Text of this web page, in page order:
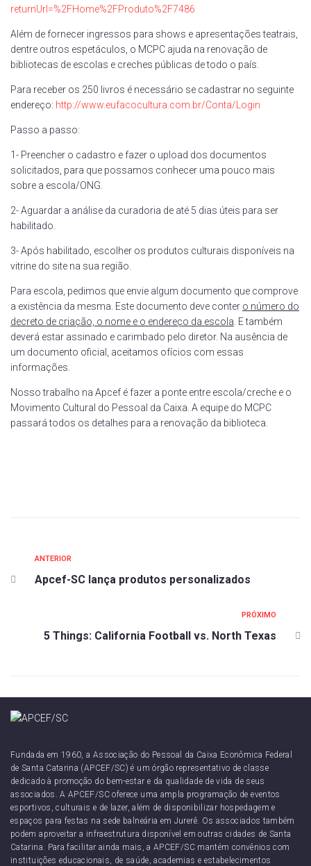
returnUrl=%2FHome%2FProduto%2F7486
Além de fornecer ingressos para shows e apresentações teatrais,
dentre outros espetáculos, o MCPC ajuda na renovação de
bibliotecas de escolas e creches públicas de todo o país.
Para receber os 250 livros é necessário se cadastrar no seguinte
endereço: http://www.eufacocultura.com.br/Conta/Login
Passo a passo:
1- Preencher o cadastro e fazer o upload dos documentos
solicitados, para que possamos conhecer uma pouco mais
sobre a escola/ONG.
2- Aguardar a análise da curadoria de até 5 dias úteis para ser
habilitado.
3- Após habilitado, escolher os produtos culturais disponíveis na
vitrine do site na sua região.
Para escola, pedimos que envie algum documento que comprove
a existência da mesma. Este documento deve conter o número do
decreto de criação, o nome e o endereço da escola . E também
deverá estar assinado e carimbado pelo diretor. Na ausência de
um documento oficial, aceitamos ofícios com essas
informações.
Nosso trabalho na Apcef é fazer a ponte entre escola/creche e o
Movimento Cultural do Pessoal da Caixa. A equipe do MCPC
passará todos os detalhes para a renovação da biblioteca.
ANTERIOR
Apcef-SC lança produtos personalizados
PRÓXIMO
5 Things: California Football vs. North Texas
Fundada em 1960, a Associação do Pessoal da Caixa Econômica Federal
de Santa Catarina (APCEF/SC) é um órgão representativo de classe
dedicado à promoção do bem-estar e da qualidade de vida de seus
associados. A APCEF/SC oferece uma ampla programação de eventos
esportivos, culturais e de lazer, além de disponibilizar hospedagem e
espaços para festas na sede balneária em Jurerê. Os associados também
podem aproveitar a infraestrutura disponível em outras cidades de Santa
Catarina. Para facilitar ainda mais, a APCEF/SC mantém convênios com
instituições educacionais, de saúde, academias e estabelecimentos